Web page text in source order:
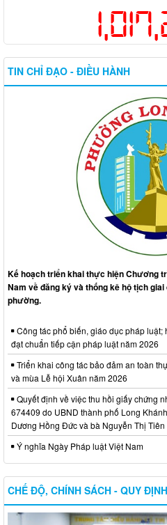
TIN CHỈ ĐẠO - ĐIỀU HÀNH
Kế hoạch triển khai thực hiện Chương
Nam về đăng ký và thống kê hộ tịch
phường.
Công tác phổ biến, giáo dục pháp
đạt chuẩn tiếp cận pháp luật năm 2026
Triển khai công tác bảo đảm an toàn
và mùa Lễ hội Xuân năm 2026
Quyết định về việc thu hồi giấy chứng
674409 do UBND thành phố Long
Dương Hồng Đức và bà Nguyễn Thị Tiên
Ý nghĩa Ngày Pháp luật Việt Nam
CHẾ ĐỘ, CHÍNH SÁCH - QUY